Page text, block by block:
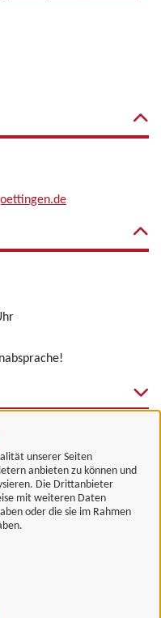
unserer Seiten
anbieten zu können und
Die Drittanbieter
mit weiteren Daten
oder die sie im Rahmen